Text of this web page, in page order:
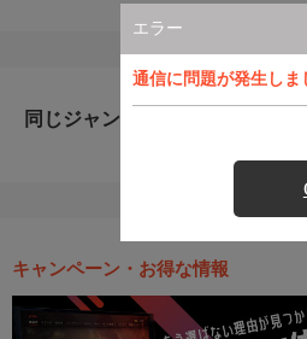
エラー
通信に問題が発生し
同じジャンルのおすすめ番組
キャンペーン・お得な情報